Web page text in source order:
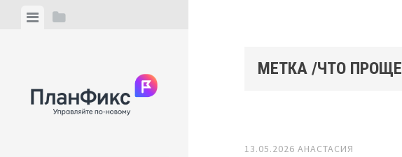
ViewView
МЕТКА /ЧТО ПРОЩЕ
13.05.2026 АНАСТАСИЯ